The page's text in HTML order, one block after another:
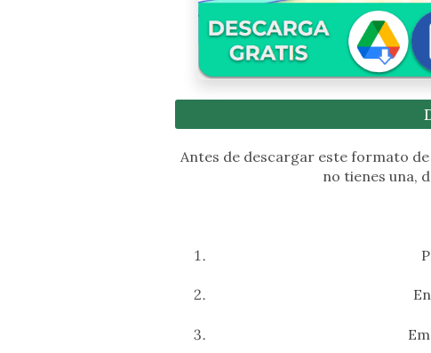
Antes de descargar este formato
no tienes una,